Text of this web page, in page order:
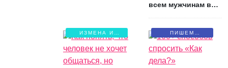
всем мужчинам в
ИЗМЕНА И
БОЛЬ
ПИШЕМ
ПИСЬМА